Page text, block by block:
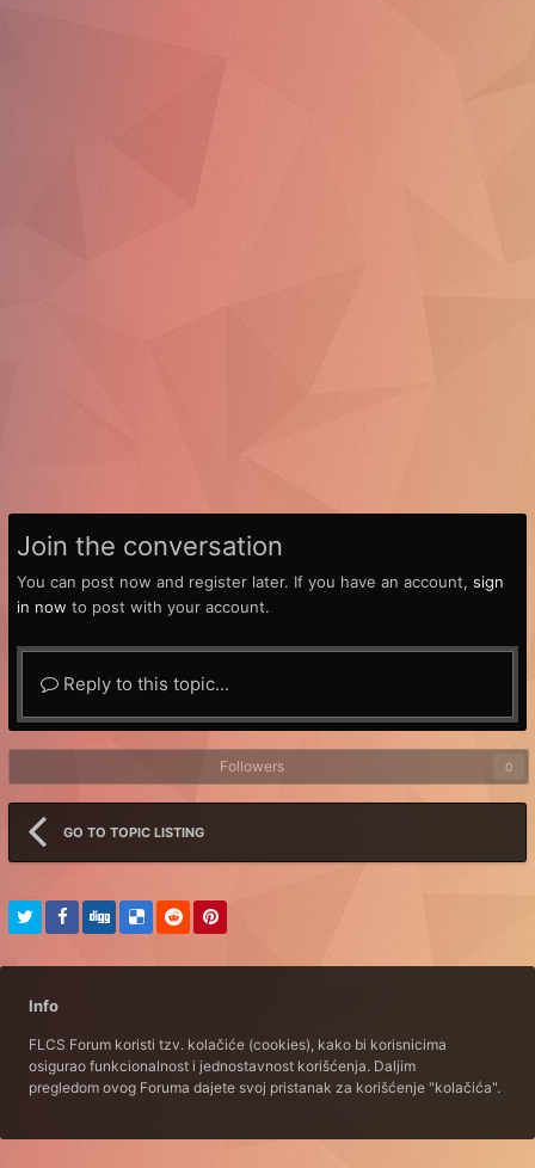
Join the conversation
You can post now and register later. If you have an account, sign
in now to post with your account.
Reply to this topic...
Followers 0
GO TO TOPIC LISTING
Info
FLCS Forum koristi tzv. kolačiće (cookies), kako bi korisnicima
osigurao funkcionalnost i jednostavnost korišćenja. Daljim
pregledom ovog Foruma dajete svoj pristanak za korišćenje "kolačića".